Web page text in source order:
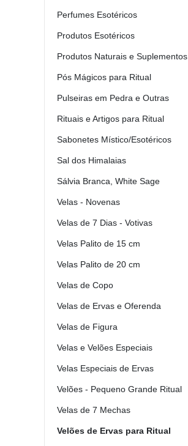
Perfumes Esotéricos
Produtos Esotéricos
Produtos Naturais e Suplementos
Pós Mágicos para Ritual
Pulseiras em Pedra e Outras
Rituais e Artigos para Ritual
Sabonetes Místico/Esotéricos
Sal dos Himalaias
Sálvia Branca, White Sage
Velas - Novenas
Velas de 7 Dias - Votivas
Velas Palito de 15 cm
Velas Palito de 20 cm
Velas de Copo
Velas de Ervas e Oferenda
Velas de Figura
Velas e Velões Especiais
Velas Especiais de Ervas
Velões - Pequeno Grande Ritual
Velas de 7 Mechas
Velões de Ervas para Ritual